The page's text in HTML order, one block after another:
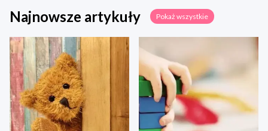
Najnowsze artykuły Pokaż wszystkie